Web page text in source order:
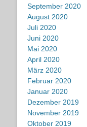
September 2020
August 2020
Juli 2020
Juni 2020
Mai 2020
April 2020
März 2020
Februar 2020
Januar 2020
Dezember 2019
November 2019
Oktober 2019